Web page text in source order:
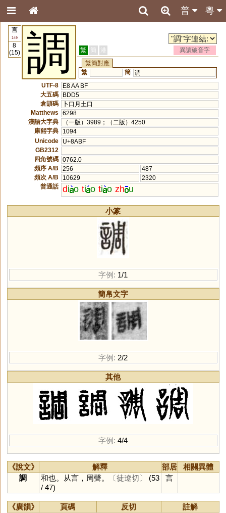
粵
普
言
149
8
(15)
調 繁 簡 港
異讀破音字
繁簡對應
繁
簡 调
UTF-8
E8 AA BF
大五碼
BDD5
倉頡碼
卜口月土口
Matthews
6298
漢語大字典
（一版）3989；（二版）4250
康熙字典
1094
Unicode
U+8ABF
GB2312
四角號碼 0762.0
頻序 A/B
256
487
頻次 A/B
10629
2320
普通話 di o ti o ti o zh u
小篆
字例: 1/1
簡帛文字
字例: 2/2
其他
字例: 4/4
《說文》 解釋 部居
相關異體
調
和也。从言，周聲。 〔徒遼切〕
(53
/ 47)
言
《廣韻》 頁碼 反切
註解